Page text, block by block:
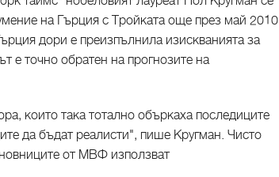
на Гърция с Тройката още през май 2010
дори е преизпълнила изискванията за
е точно обратен на прогнозите на
които така тотално объркаха последиците
да бъдат реалисти", пише Кругман. Чисто
от МВФ използват